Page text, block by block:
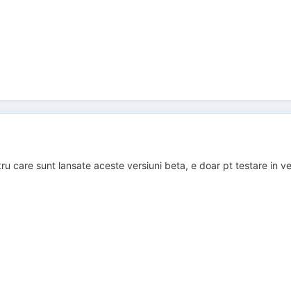
care sunt lansate aceste versiuni beta, e doar pt testare in